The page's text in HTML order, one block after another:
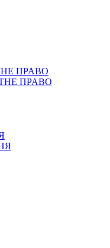
ПРАВО
ПРАВО